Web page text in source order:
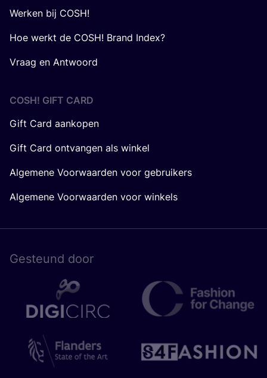
Werken bij COSH!
Hoe werkt de COSH! Brand Index?
Vraag en Antwoord
COSH! GIFT CARD
Gift Card aankopen
Gift Card ontvangen als winkel
Algemene Voorwaarden voor gebruikers
Algemene Voorwaarden voor winkels
Gesteund door